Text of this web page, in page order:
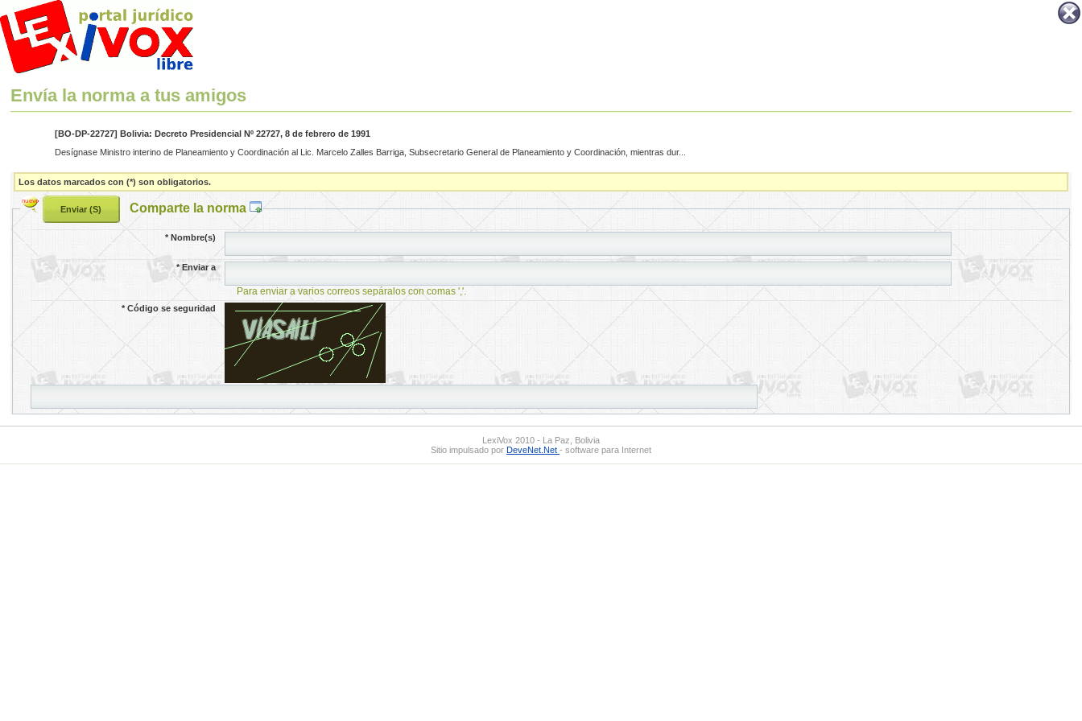
Envía la norma a tus amigos
[BO-DP-22727] Bolivia: Decreto Presidencial Nº 22727, 8 de febrero de 1991
Desígnase Ministro interino de Planeamiento y Coordinación al Lic. Marcelo Zalles Barriga, Subsecretario General de Planeamiento y Coordinación, mientras dur...
Los datos marcados con (*) son obligatorios.
Comparte la norma
*Nombre(s)
*Enviar a
Para enviar a varios correos sepáralos con comas ','.
*Código se seguridad
LexiVox 2010 - La Paz, Bolivia
Sitio impulsado por DeveNet.Net - software para Internet